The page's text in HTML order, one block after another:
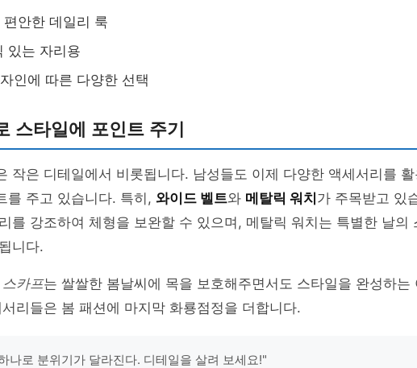
편안한 데일리 룩
있는 자리용
인에 따른 다양한 선택
스타일에 포인트 주기
작은 디테일에서 비롯됩니다. 남성들도 이제 다양한 액세서리를
를 주고 있습니다. 특히, 와이드 벨트와 메탈릭 워치 가 주목받고 있
를 강조하여 체형을 보완할 수 있으며, 메탈릭 워치는 특별한 날의
니다.
카프는 쌀쌀한 봄날씨에 목을 보호해주면서도 스타일을 완성하는
리들은 봄 패션에 마지막 화룡점정을 더합니다.
나로 분위기가 달라진다. 디테일을 살려 보세요!"